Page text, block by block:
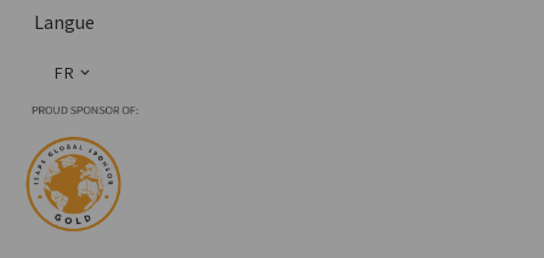
Langue
FR